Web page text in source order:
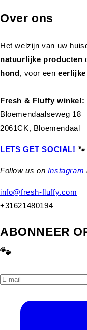
Over ons
Het welzijn van uw
natuurlijke producten
hond, voor een
Fresh & Fluffy winkel:
Bloemendaalseweg 18
2061CK, Bloemendaal
LETS GET SOCIAL!🐾
Follow us on Instagram
info@fresh-fluffy.com
+31621480194
ABONNEER
🐾